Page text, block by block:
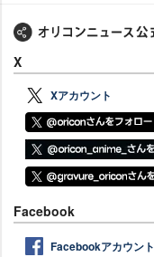
X
Xアカウント
Facebook
Facebookアカウント